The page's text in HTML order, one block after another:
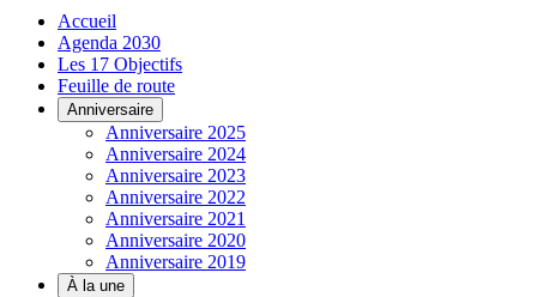
Accueil
Agenda 2030
Les 17 Objectifs
Feuille de route
Anniversaire
Anniversaire 2025
Anniversaire 2024
Anniversaire 2023
Anniversaire 2022
Anniversaire 2021
Anniversaire 2020
Anniversaire 2019
À la une